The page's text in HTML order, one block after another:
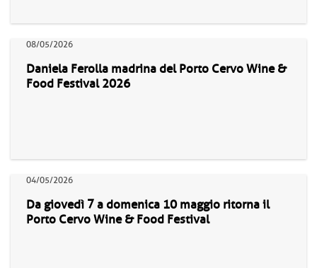
08/05/2026
Daniela Ferolla madrina del Porto Cervo Wine &
Food Festival 2026
04/05/2026
Da giovedì 7 a domenica 10 maggio ritorna il
Porto Cervo Wine & Food Festival